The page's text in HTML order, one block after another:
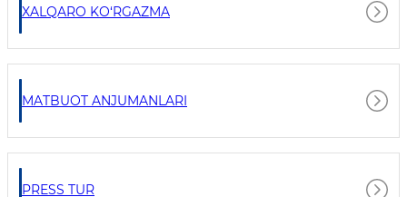
XALQARO KO‘RGAZMA
MATBUOT ANJUMANLARI
PRESS TUR